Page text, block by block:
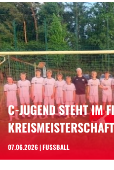
C-JUGEND STEHT IM
KREISMEISTERSCHAFT
07.06.2026 | FUSSBALL